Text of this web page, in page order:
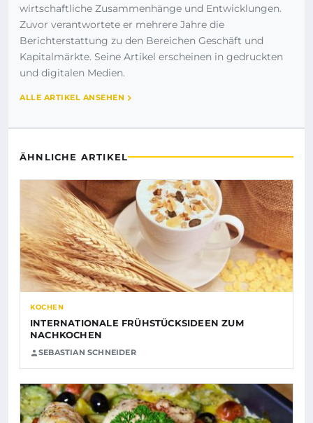
wirtschaftliche Zusammenhänge und Entwicklungen.
Zuvor verantwortete er mehrere Jahre die
Berichterstattung zu den Bereichen Geschäft und
Kapitalmärkte. Seine Artikel erscheinen in gedruckten
und digitalen Medien.
ALLE ARTIKEL ANSEHEN
ÄHNLICHE ARTIKEL
KOCHEN
INTERNATIONALE FRÜHSTÜCKSIDEEN ZUM
NACHKOCHEN
SEBASTIAN SCHNEIDER